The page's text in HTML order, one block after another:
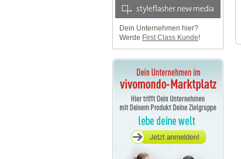
Dein Unternehmen hier?
Werde First Class Kunde!